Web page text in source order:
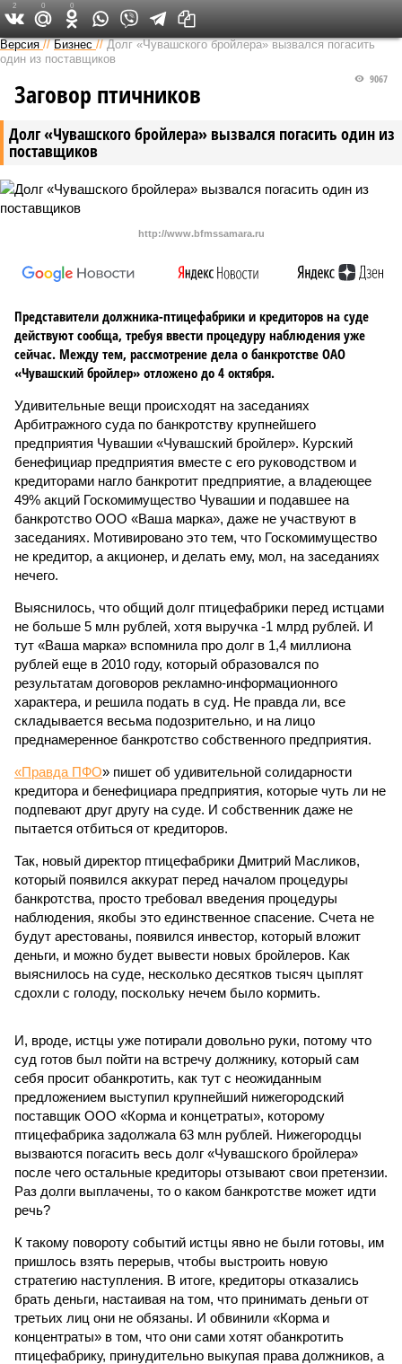
Версия в Чувашии
Версия //Бизнес //Долг «Чувашского бройлера» вызвался погасить
один из поставщиков
Долг «Чувашского бройлера» вызвался погасить один из
поставщиков
9067
Заговор птичников
http://www.bfmssamara.ru
Представители должника-птицефабрики и кредиторов на суде
действуют сообща, требуя ввести процедуру наблюдения уже
сейчас. Между тем, рассмотрение дела о банкротстве ОАО
«Чувашский бройлер» отложено до 4 октября.
Удивительные вещи происходят на заседаниях
Арбитражного суда по банкротству крупнейшего
предприятия Чувашии «Чувашский бройлер». Курский
бенефициар предприятия вместе с его руководством и
кредиторами нагло банкротит предприятие, а владеющее
49% акций Госкомимущество Чувашии и подавшее на
банкротство ООО «Ваша марка», даже не участвуют в
заседаниях. Мотивировано это тем, что Госкомимущество
не кредитор, а акционер, и делать ему, мол, на заседаниях
нечего.
Выяснилось, что общий долг птицефабрики перед истцами
не больше 5 млн рублей, хотя выручка -1 млрд рублей. И
тут «Ваша марка» вспомнила про долг в 1,4 миллиона
рублей еще в 2010 году, который образовался по
результатам договоров рекламно-информационного
характера, и решила подать в суд. Не правда ли, все
складывается весьма подозрительно, и на лицо
преднамеренное банкротство собственного предприятия.
«Правда ПФО» пишет об удивительной солидарности
кредитора и бенефициара предприятия, которые чуть ли не
подпевают друг другу на суде. И собственник даже не
пытается отбиться от кредиторов.
Так, новый директор птицефабрики Дмитрий Масликов,
который появился аккурат перед началом процедуры
банкротства, просто требовал введения процедуры
наблюдения, якобы это единственное спасение. Счета не
будут арестованы, появился инвестор, который вложит
деньги, и можно будет вывести новых бройлеров. Как
выяснилось на суде, несколько десятков тысяч цыплят
сдохли с голоду, поскольку нечем было кормить.
И, вроде, истцы уже потирали довольно руки, потому что
суд готов был пойти на встречу должнику, который сам
себя просит обанкротить, как тут с неожиданным
предложением выступил крупнейший нижегородский
поставщик ООО «Корма и концетраты», которому
птицефабрика задолжала 63 млн рублей. Нижегородцы
вызваются погасить весь долг «Чувашского бройлера»
после чего остальные кредиторы отзывают свои претензии.
Раз долги выплачены, то о каком банкротстве может идти
речь?
К такому повороту событий истцы явно не были готовы, им
пришлось взять перерыв, чтобы выстроить новую
стратегию наступления. В итоге, кредиторы отказались
брать деньги, настаивая на том, что принимать деньги от
третьих лиц они не обязаны. И обвинили «Корма и
концентраты» в том, что они сами хотят обанкротить
птицефабрику, принудительно выкупая права должников, а
2 0 0